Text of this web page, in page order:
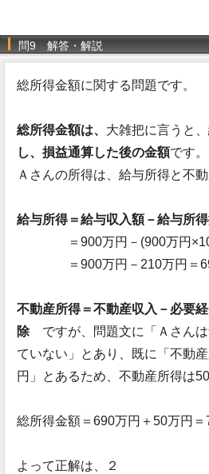
問9 解答・解説
総所得金額に関する問題です。
総所得金額は、 大雑把に言うと、
し、損益通算した後の金額です。
Ａさんの所得は、給与所得と不動
給与所得＝給与収入額－給与所
＝900万円－(900万円×10
＝900万円－210万円＝
不動産所得＝不動産収入－必要
除ですが、問題文に「Ａさんは
ていない」とあり、既に「不動
円」とあるため、不動産所得は50
総所得金額＝690万円＋50万円＝
よって正解は、２